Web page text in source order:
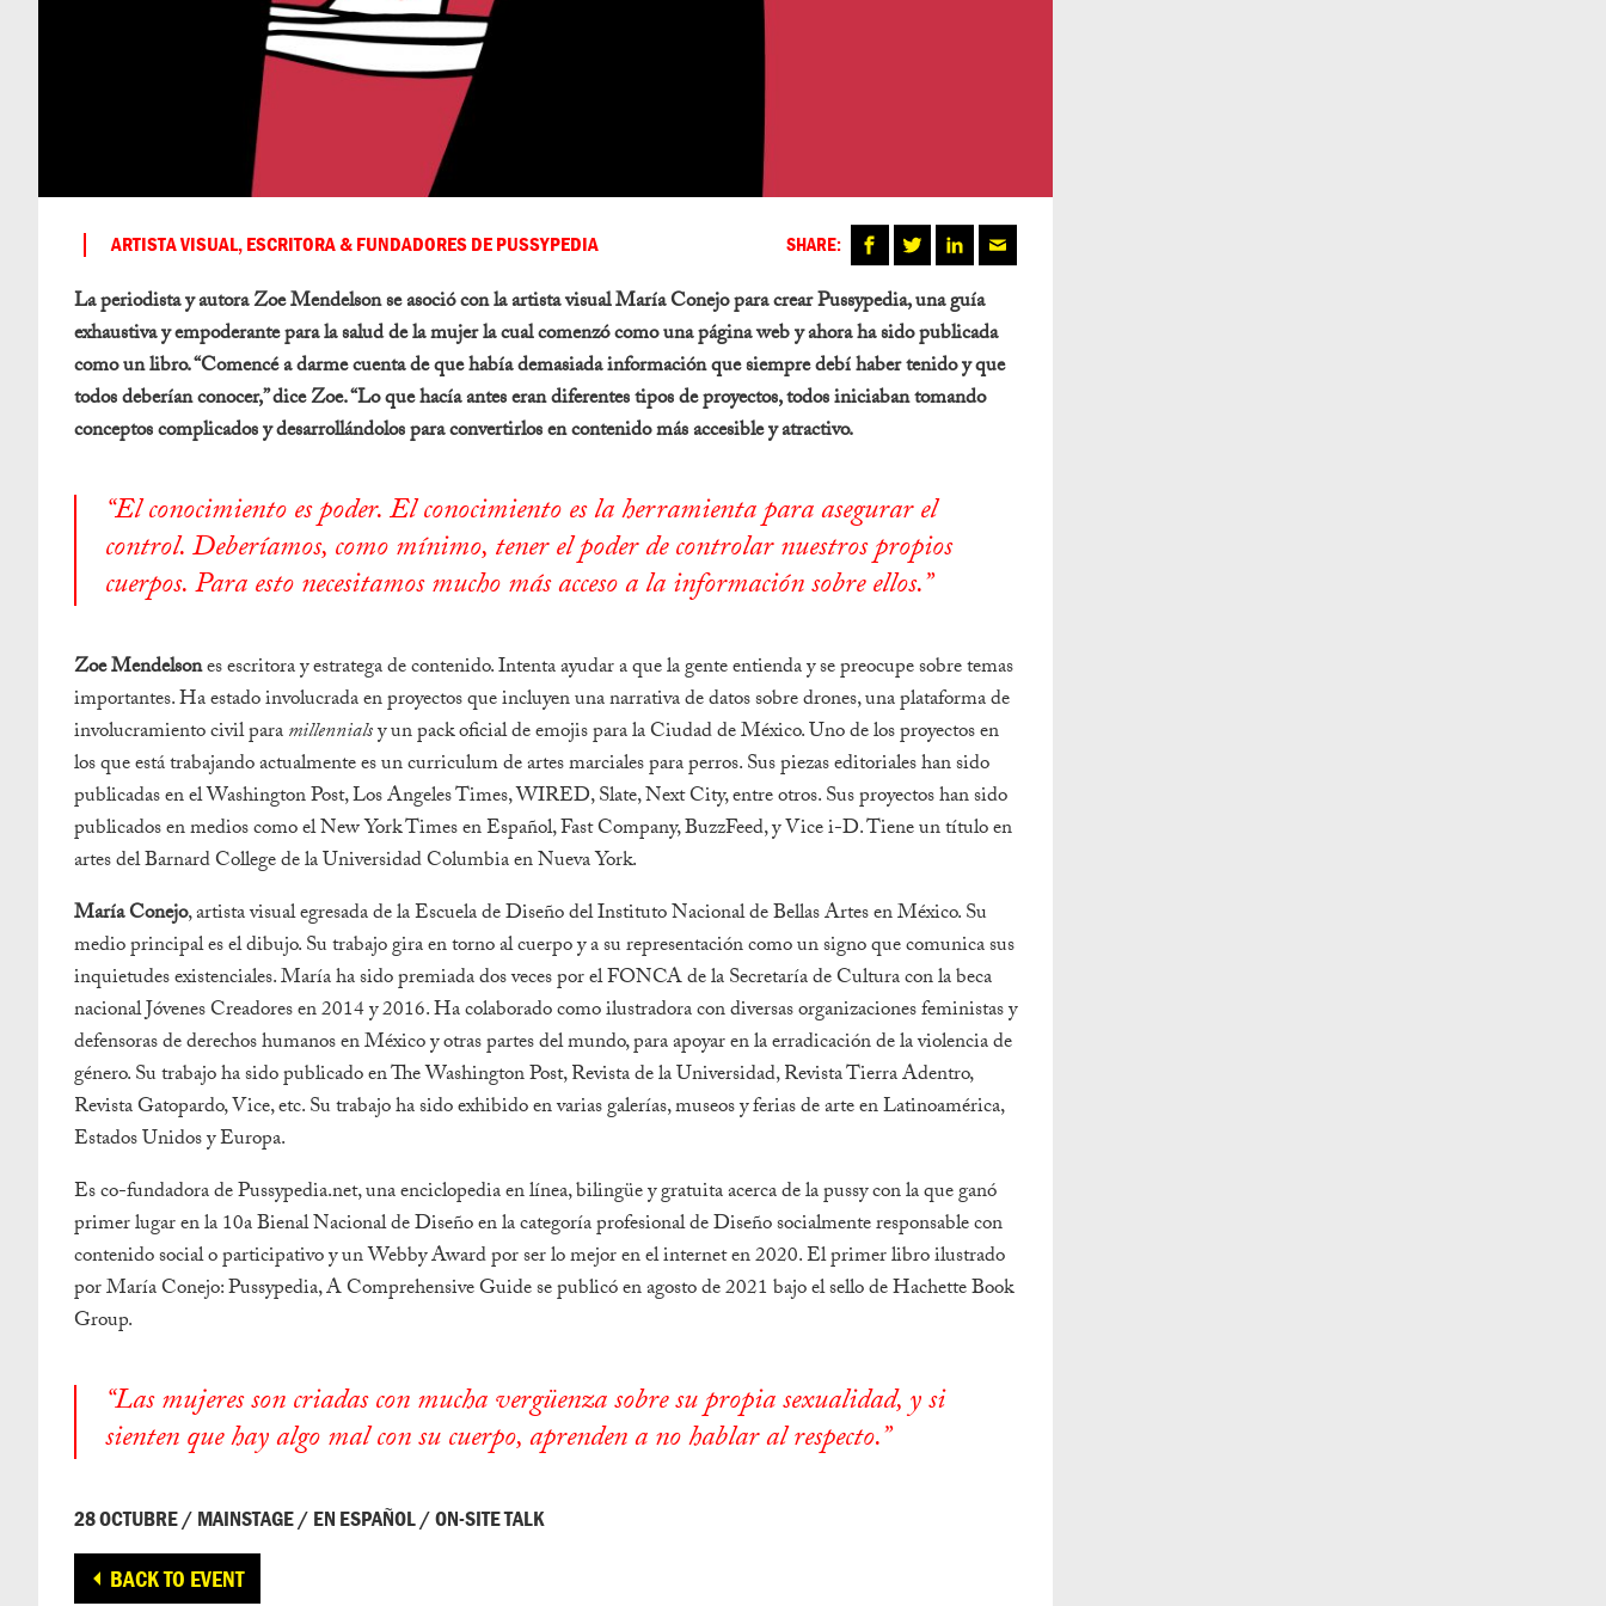
ARTISTA VISUAL, ESCRITORA & FUNDADORES DE PUSSYPEDIA SHARE:
La periodista y autora Zoe Mendelson se asoció con la artista visual María Conejo para crear Pussypedia, una guía
exhaustiva y empoderante para la salud de la mujer la cual comenzó como una página web y ahora ha sido publicada
como un libro. “Comencé a darme cuenta de que había demasiada información que siempre debí haber tenido y que
todos deberían conocer,” dice Zoe. “Lo que hacía antes eran diferentes tipos de proyectos, todos iniciaban tomando
conceptos complicados y desarrollándolos para convertirlos en contenido más accesible y atractivo.
“El conocimiento es poder. El conocimiento es la herramienta para asegurar el
control. Deberíamos, como mínimo, tener el poder de controlar nuestros propios
cuerpos. Para esto necesitamos mucho más acceso a la información sobre ellos.”
Zoe Mendelsones escritora y estratega de contenido. Intenta ayudar a que la gente entienda y se preocupe sobre temas
importantes. Ha estado involucrada en proyectos que incluyen una narrativa de datos sobre drones, una plataforma de
involucramiento civil paramillennialsy un pack oficial de emojis para la Ciudad de México. Uno de los proyectos en
los que está trabajando actualmente es un curriculum de artes marciales para perros. Sus piezas editoriales han sido
publicadas en el Washington Post, Los Angeles Times, WIRED, Slate, Next City, entre otros. Sus proyectos han sido
publicados en medios como el New York Times en Español, Fast Company, BuzzFeed, y Vice i-D. Tiene un título en
artes del Barnard College de la Universidad Columbia en Nueva York.
María Conejo, artista visual egresada de la Escuela de Diseño del Instituto Nacional de Bellas Artes en México. Su
medio principal es el dibujo. Su trabajo gira en torno al cuerpo y a su representación como un signo que comunica sus
inquietudes existenciales. María ha sido premiada dos veces por el FONCA de la Secretaría de Cultura con la beca
nacional Jóvenes Creadores en 2014 y 2016. Ha colaborado como ilustradora con diversas organizaciones feministas y
defensoras de derechos humanos en México y otras partes del mundo, para apoyar en la erradicación de la violencia de
género. Su trabajo ha sido publicado en The Washington Post, Revista de la Universidad, Revista Tierra Adentro,
Revista Gatopardo, Vice, etc. Su trabajo ha sido exhibido en varias galerías, museos y ferias de arte en Latinoamérica,
Estados Unidos y Europa.
Es co-fundadora de Pussypedia.net, una enciclopedia en línea, bilingüe y gratuita acerca de la pussy con la que ganó
primer lugar en la 10a Bienal Nacional de Diseño en la categoría profesional de Diseño socialmente responsable con
contenido social o participativo y un Webby Award por ser lo mejor en el internet en 2020. El primer libro ilustrado
por María Conejo: Pussypedia, A Comprehensive Guide se publicó en agosto de 2021 bajo el sello de Hachette Book
Group.
“Las mujeres son criadas con mucha vergüenza sobre su propia sexualidad, y si
sienten que hay algo mal con su cuerpo, aprenden a no hablar al respecto.”
28 OCTUBRE / MAINSTAGE / EN ESPAÑOL / ON-SITE TALK
BACK TO EVENT